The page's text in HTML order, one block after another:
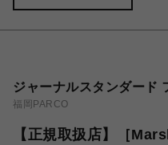
ジャーナルスタンダード
福岡PARCO
【正規取扱店】［